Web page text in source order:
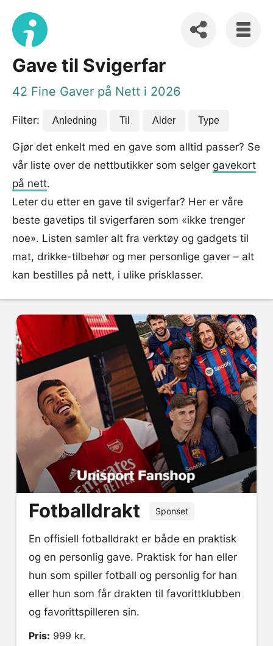
Gave til Svigerfar
42 Fine Gaver på Nett i 2026
Filter: Anledning Til Alder Type
Gjør det enkelt med en gave som alltid passer? Se
vår liste over de nettbutikker som selger gavekort
på nett.
Leter du etter en gave til svigerfar? Her er våre
beste gavetips til svigerfaren som «ikke trenger
noe». Listen samler alt fra verktøy og gadgets til
mat, drikke-tilbehør og mer personlige gaver – alt
kan bestilles på nett, i ulike prisklasser.
Fotballdrakt Sponset
En offisiell fotballdrakt er både en praktisk
og en personlig gave. Praktisk for han eller
hun som spiller fotball og personlig for han
eller hun som får drakten til favorittklubben
og favorittspilleren sin.
Pris: 999 kr.